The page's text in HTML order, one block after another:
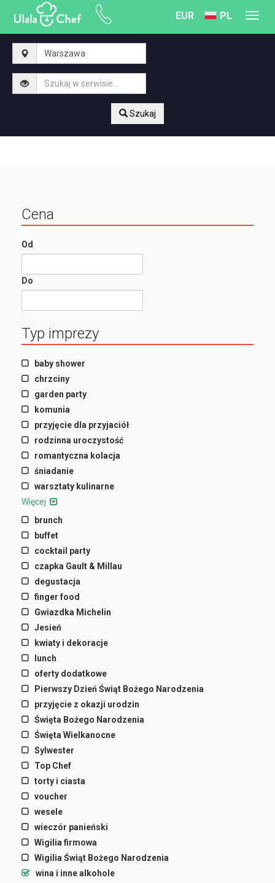
PL
EUR
Szukaj
Cena
Od
Do
Typ imprezy
baby shower
chrzciny
garden party
komunia
przyjęcie dla przyjaciół
rodzinna uroczystość
romantyczna kolacja
śniadanie
warsztaty kulinarne
Więcej
brunch
buffet
cocktail party
czapka Gault & Millau
degustacja
finger food
Gwiazdka Michelin
Jesień
kwiaty i dekoracje
lunch
oferty dodatkowe
Pierwszy Dzień Świąt Bożego Narodzenia
przyjęcie z okazji urodzin
Święta Bożego Narodzenia
Święta Wielkanocne
Sylwester
Top Chef
torty i ciasta
voucher
wesele
wieczór panieński
Wigilia firmowa
Wigilia Świąt Bożego Narodzenia
wina i inne alkohole